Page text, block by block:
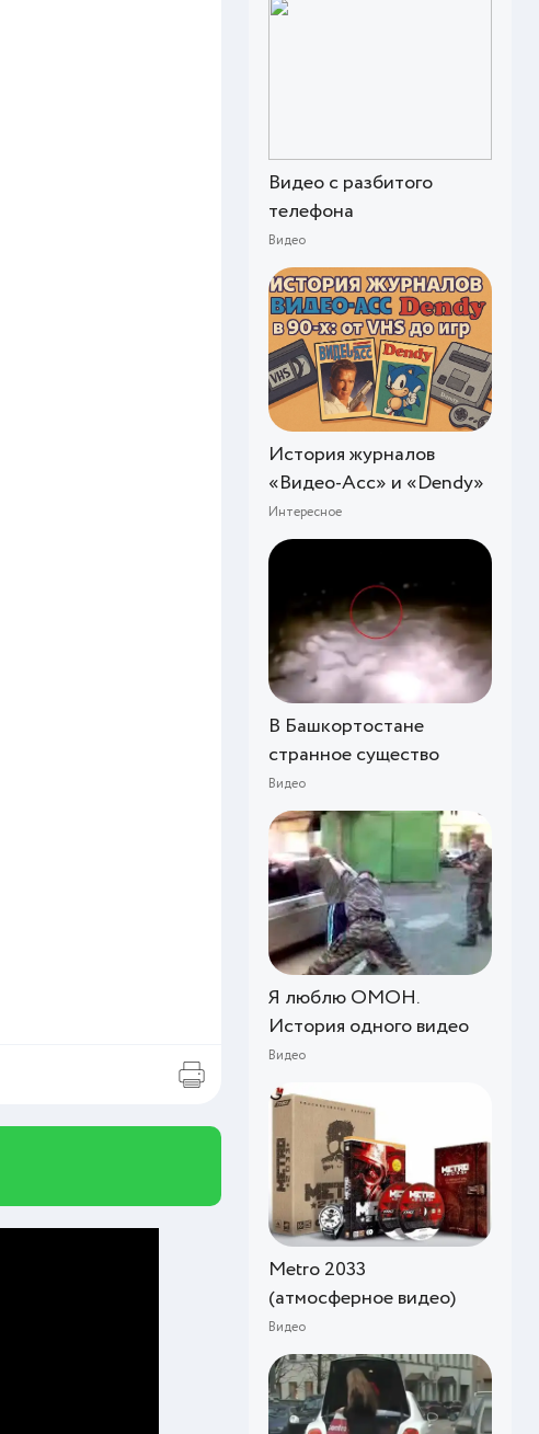
Видео с разбитого
телефона
Видео
История журналов
«Видео-Асс» и «Dendy»
Интересное
В Башкортостане
странное существо
Видео
Я люблю ОМОН.
История одного видео
Видео
Metro 2033
(атмосферное видео)
Видео